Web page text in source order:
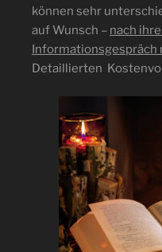
können sehr
auf Wunsch – nach
Informationsgespräch
Detaillierten